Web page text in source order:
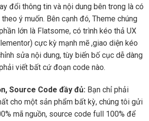
đổi thông tin và nội dung bên trong là có
ý muốn. Bên cạnh đó, Theme chúng
lớn là Flatsome, có trình kéo thả UX
cực kỳ mạnh mẽ ,giao diện kéo
sửa nội dung, tùy biến bố cục dễ dàng
viết bất cứ đoạn code nào.
Source Code đầy đủ: Bạn chỉ phải
cho một sản phẩm bất kỳ, chúng tôi gửi
mã nguồn, source code full 100% để